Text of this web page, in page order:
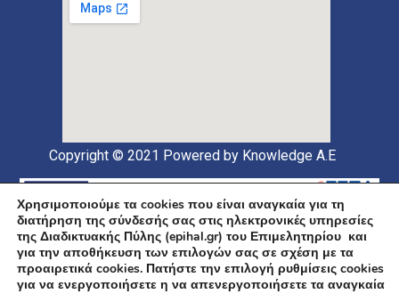
Copyright © 2021 Powered by Knowledge A.E
Υποέργο 1 Πράξης: «Ανάπτυξη και Αναβάθμιση
Χρησιμοποιούμε τα cookies που είναι αναγκαία για τη
διατήρηση της σύνδεσής σας στις ηλεκτρονικές υπηρεσίες
της Διαδικτυακής Πύλης (epihal.gr) του Επιμελητηρίου και
για την αποθήκευση των επιλογών σας σε σχέση με τα
προαιρετικά cookies. Πατήστε την επιλογή ρυθμίσεις cookies
για να ενεργοποιήσετε η να απενεργοποιήσετε τα αναγκαία